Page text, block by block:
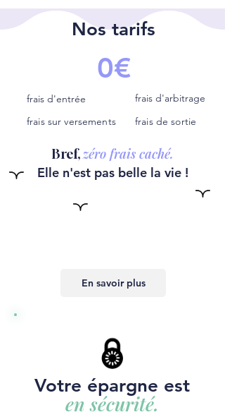
Nos tarifs
0€
frais d'entrée
frais sur versements
frais d'arbitrage
frais de sortie
Bref,zéro frais caché.
Elle n'est pas belle la vie !
En savoir plus
Votre épargne est
en sécurité.